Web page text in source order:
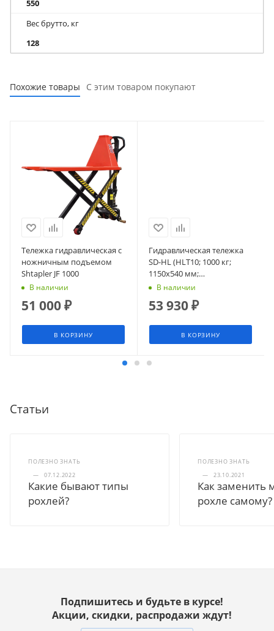
550
Вес брутто, кг
128
Похожие товары С этим товаром покупают
Тележка гидравлическая с
ножничным подъемом
Shtapler JF 1000
В наличии
51 000₽
В КОРЗИНУ
Гидравлическая тележка
SD-HL (HLT10; 1000 кг;
1150х540 мм;
высокоподъемная 800 мм)
В наличии
53 930₽
В КОРЗИНУ
Статьи
ПОЛЕЗНО ЗНАТЬ
—
07.12.2022
Какие бывают типы
рохлей?
ПОЛЕЗНО ЗНАТЬ
—
23.10.2021
Как заменить
рохле самому?
Подпишитесь и будьте в курсе!
Акции, скидки, распродажи ждут!